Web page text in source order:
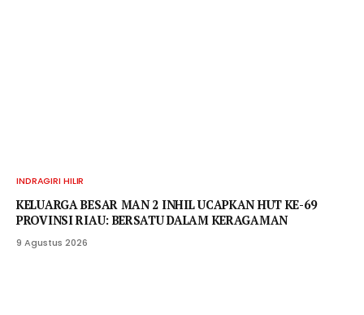
INDRAGIRI HILIR
KELUARGA BESAR MAN 2 INHIL UCAPKAN HUT KE-69
PROVINSI RIAU: BERSATU DALAM KERAGAMAN
9 Agustus 2026